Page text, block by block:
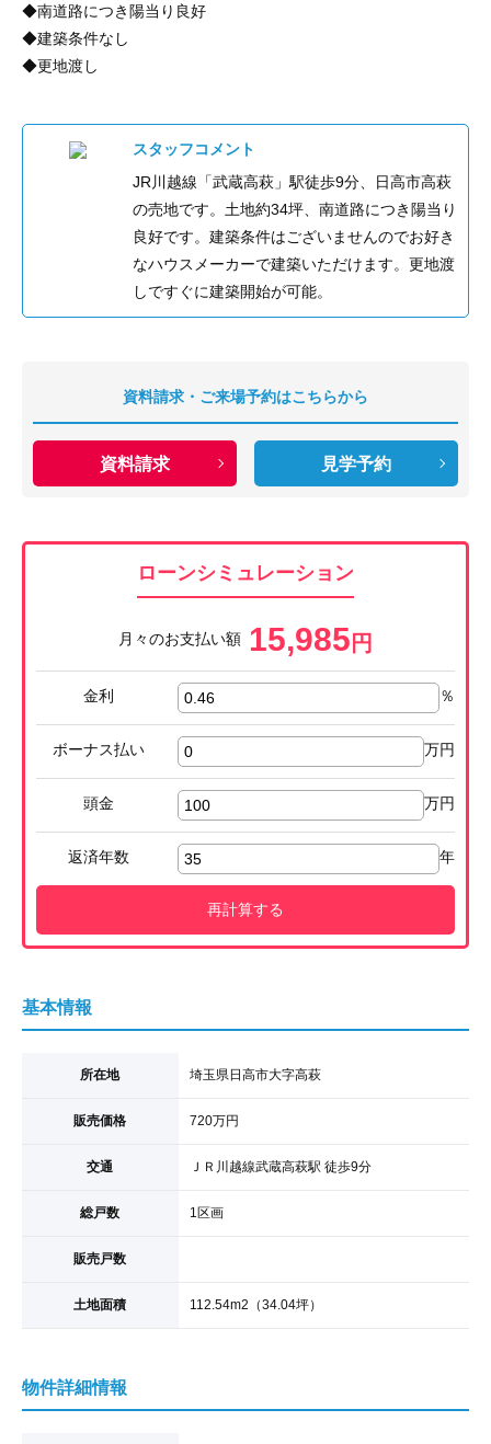
◆南道路につき陽当り良好
◆建築条件なし
◆更地渡し
スタッフコメント
JR川越線「武蔵高萩」駅徒歩9分、日高市高萩
の売地です。土地約34坪、南道路につき陽当り
良好です。建築条件はございませんのでお好き
なハウスメーカーで建築いただけます。更地渡
しですぐに建築開始が可能。
資料請求・ご来場予約はこちらから
資料請求 見学予約
ローンシミュレーション
月々のお支払い額 15,985 円
金利 ％
ボーナス払い 万円
頭金 万円
返済年数 年
再計算する
基本情報
所在地 埼玉県日高市大字高萩
販売価格 720万円
交通 ＪＲ川越線武蔵高萩駅 徒歩9分
総戸数 1区画
販売戸数
土地面積 112.54m2 （34.04坪）
物件詳細情報